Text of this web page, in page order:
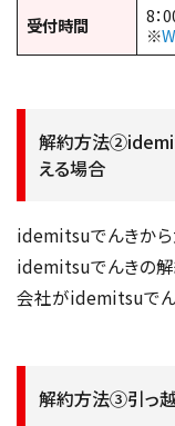
受付時間
8：
※
解約方法
える場合
idemitsuでんきから
idemitsuでんきの解
会社がidemitsuでん
解約方法③引っ